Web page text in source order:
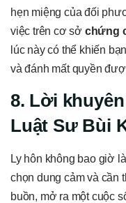
hẹn miệng của đối
việc trên cơ sở chứng
lúc này có thể khiến
và đánh mất quyền
8. Lời
Luật Sư Bùi
Ly hôn không bao giờ
chọn dung cảm và cần
buồn, mở ra một cuộc